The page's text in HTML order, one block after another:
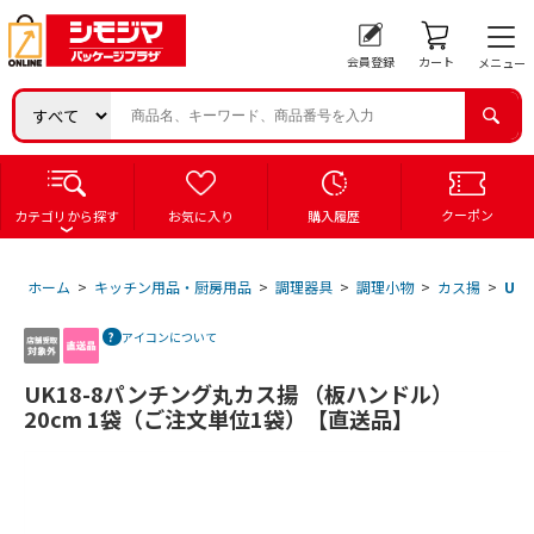
会員登録 カート メニュー
カテゴリから探す お気に入り 購入履歴 クーポン
ホーム > キッチン用品・厨房用品 > 調理器具 > 調理小物 > カス揚 >
アイコンについて
UK18-8パンチング丸カス揚 （板ハンドル）
20cm 1袋（ご注文単位1袋）【直送品】